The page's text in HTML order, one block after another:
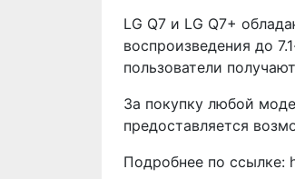
LG Q7 и LG Q7+
воспроизведения до
пользователи
За покупку любой
предоставляется
Подробнее по ссылке: